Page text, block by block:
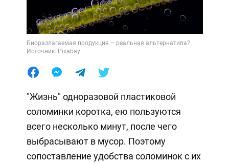
Биоразлагаемая продукция – реальная альтернатива?.
Источник: Pixabay
"Жизнь" одноразовой пластиковой
соломинки коротка, ею пользуются
всего несколько минут, после чего
выбрасывают в мусор. Поэтому
сопоставление удобства соломинок с их